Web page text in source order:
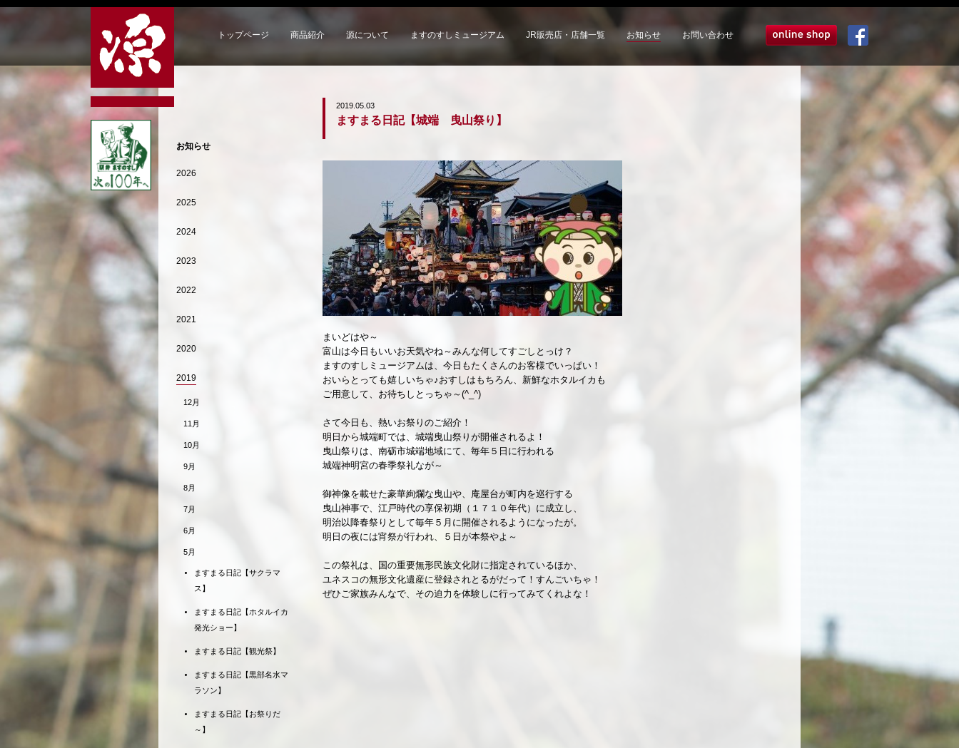
トップページ 商品紹介 源について ますのすしミュージアム JR販売店・店舗一覧 お知らせ お問い合わせ オンラインショップ
2019.05.03
ますまる日記【城端 曳山祭り】
まいどはや～
富山は今日もいいお天気やね～みんな何してすごしとっけ？
ますのすしミュージアムは、今日もたくさんのお客様でいっぱい！
おいらとっても嬉しいちゃ♪おすしはもちろん、新鮮なホタルイカも
ご用意して、お待ちしとっちゃ～(^_^)
さて今日も、熱いお祭りのご紹介！
明日から城端町では、城端曳山祭りが開催されるよ！
曳山祭りは、南砺市城端地域にて、毎年５日に行われる
城端神明宮の春季祭礼なが～
御神像を載せた豪華絢爛な曳山や、庵屋台が町内を巡行する
曳山神事で、江戸時代の享保初期（１７１０年代）に成立し、
明治以降春祭りとして毎年５月に開催されるようになったが。
明日の夜には宵祭が行われ、５日が本祭やよ～
この祭礼は、国の重要無形民族文化財に指定されているほか、
ユネスコの無形文化遺産に登録されとるがだって！すんごいちゃ！
ぜひご家族みんなで、その迫力を体験しに行ってみてくれよな！
お知らせ
2026
2025
2024
2023
2022
2021
2020
2019
12月
11月
10月
9月
8月
7月
6月
5月
ますまる日記【サクラマ
ス】
ますまる日記【ホタルイカ
発光ショー】
ますまる日記【観光祭】
ますまる日記【黒部名水マ
ラソン】
ますまる日記【お祭りだ
～】